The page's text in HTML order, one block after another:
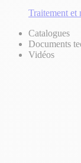
Traitement et
Catalogues
Documents
Vidéos